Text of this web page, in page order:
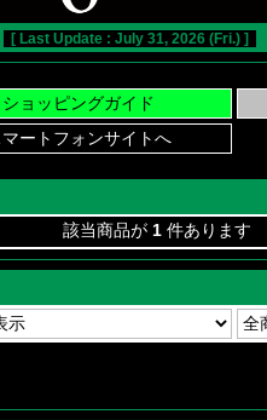
[ Last Update : July 31, 2026 (Fri.) ]
該当商品が 1 件あります